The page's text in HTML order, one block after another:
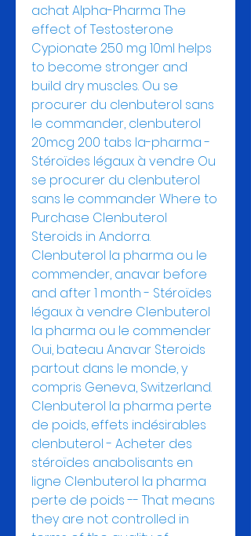
achat Alpha-Pharma The
effect of Testosterone
Cypionate 250 mg 10ml helps
to become stronger and
build dry muscles. Ou se
procurer du clenbuterol sans
le commander, clenbuterol
20mcg 200 tabs la-pharma -
Stéroïdes légaux à vendre Ou
se procurer du clenbuterol
sans le commander Where to
Purchase Clenbuterol
Steroids in Andorra.
Clenbuterol la pharma ou le
commender, anavar before
and after 1 month - Stéroïdes
légaux à vendre Clenbuterol
la pharma ou le commender
Oui, bateau Anavar Steroids
partout dans le monde, y
compris Geneva, Switzerland.
Clenbuterol la pharma perte
de poids, effets indésirables
clenbuterol - Acheter des
stéroïdes anabolisants en
ligne Clenbuterol la pharma
perte de poids -- That means
they are not controlled in